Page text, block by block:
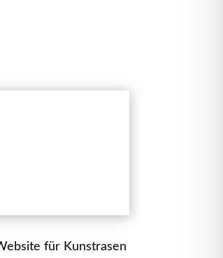
für Kunstrasen